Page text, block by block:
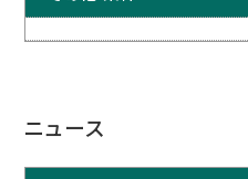
ニュース